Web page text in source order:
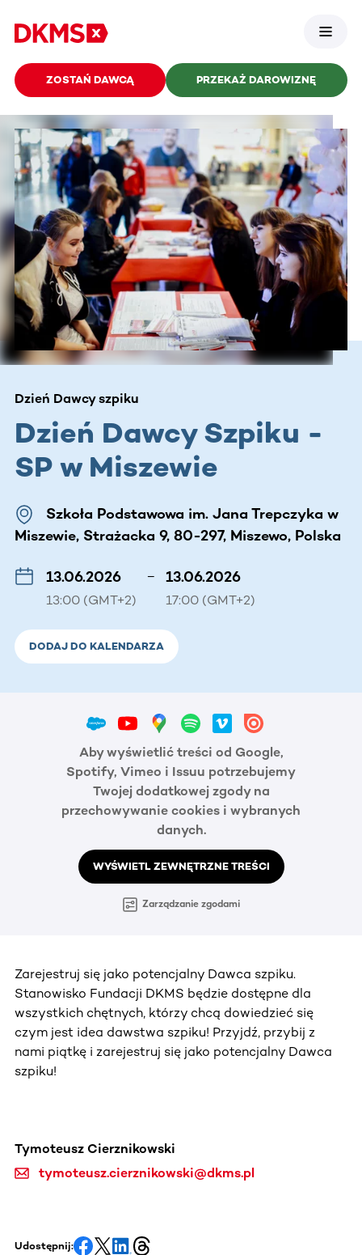
ZOSTAŃ DAWCĄ PRZEKAŻ DAROWIZNĘ
Dzień Dawcy szpiku
Dzień Dawcy Szpiku -
SP w Miszewie
Szkoła Podstawowa im. Jana Trepczyka w
Miszewie, Strażacka 9, 80-297, Miszewo, Polska
13.06.2026
13:00 (GMT+2)
– 13.06.2026
17:00 (GMT+2)
DODAJ DO KALENDARZA
Aby wyświetlić treści od Google,
Spotify, Vimeo i Issuu potrzebujemy
Twojej dodatkowej zgody na
przechowywanie cookies i wybranych
danych.
WYŚWIETL ZEWNĘTRZNE TREŚCI
Zarządzanie zgodami
Zarejestruj się jako potencjalny Dawca szpiku.
Stanowisko Fundacji DKMS będzie dostępne dla
wszystkich chętnych, którzy chcą dowiedzieć się
czym jest idea dawstwa szpiku! Przyjdź, przybij z
nami piątkę i zarejestruj się jako potencjalny Dawca
szpiku!
Tymoteusz Cierznikowski
tymoteusz.cierznikowski@dkms.pl
Udostępnij: